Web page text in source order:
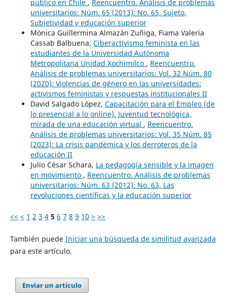
público en Chile , Reencuentro. Análisis de problemas
universitarios: Núm. 65 (2013): No. 65, Sujeto,
Subjetividad y educación superior
Mónica Guillermina Almazán Zuñiga, Fiama Valeria
Cassab Balbuena, Ciberactivismo feminista en las
estudiantes de la Universidad Autónoma
Metropolitana Unidad Xochimilco , Reencuentro.
Análisis de problemas universitarios: Vol. 32 Núm. 80
(2020): Violencias de género en las universidades:
activismos feministas y respuestas institucionales II
David Salgado López, Capacitación para el Empleo (de
lo presencial a lo online). Juventud tecnológica,
mirada de una educación virtual , Reencuentro.
Análisis de problemas universitarios: Vol. 35 Núm. 85
(2023): La crisis pandémica y los derroteros de la
educación II
Julio César Schara, La pedagogía sensible y la imagen
en movimiento , Reencuentro. Análisis de problemas
universitarios: Núm. 63 (2012): No. 63, Las
revoluciones científicas y la educación superior
<< < 1 2 3 4 5 6 7 8 9 10 > >>
También puede Iniciar una búsqueda de similitud avanzada
para este artículo.
Enviar un artículo